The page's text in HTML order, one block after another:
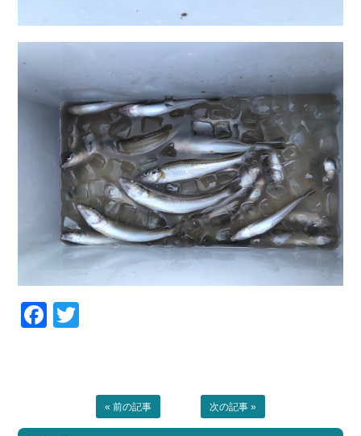
Facebook
« 前の記事 次の記事 »